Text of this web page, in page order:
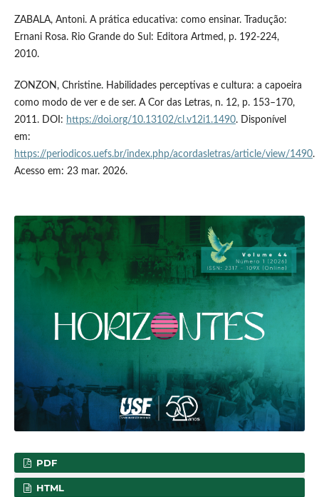
ZABALA, Antoni. A prática educativa: como ensinar. Tradução:
Ernani Rosa. Rio Grande do Sul: Editora Artmed, p. 192-224,
2010.
ZONZON, Christine. Habilidades perceptivas e cultura: a capoeira
como modo de ver e de ser. A Cor das Letras, n. 12, p. 153–170,
2011. DOI: https://doi.org/10.13102/cl.v12i1.1490. Disponível
em:
https://periodicos.uefs.br/index.php/acordasletras/article/view/1490.
Acesso em: 23 mar. 2026.
PDF
HTML